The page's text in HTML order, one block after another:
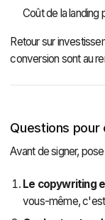
Coût de la landing
Retour sur
conversion sont au
Questions
Avant de signer,
Le copywriting
vous-même, c'est